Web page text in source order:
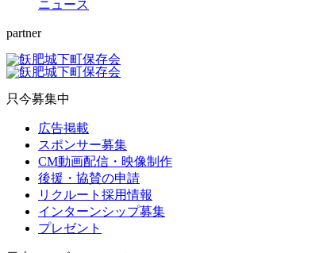
ニュース
partner
只今募集中
広告掲載
スポンサー募集
CM動画配信・映像制作
後援・協賛の申請
リクルート採用情報
インターンシップ募集
プレゼント